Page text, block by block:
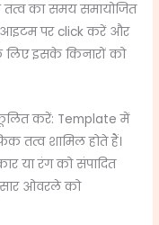
का समय समायोजित
आइटम पर click करें और
इसके किनारों को
करें: Template में
तत्व शामिल होते हैं।
या रंग को संपादित
ओवरले को